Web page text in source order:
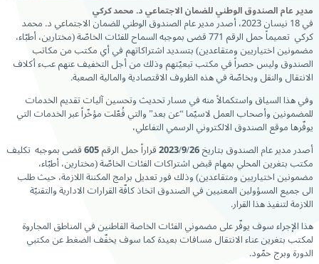
مدير عام الصندوق الوطني للضمان الاجتماعي د. محمد كركي
في 18 نيسان 2023، أصدر مدير عام الصندوق الوطني للضمان الاجتماعي د. محمد
كركي تعميماً حمل الرقم 771 قضى بموجبه السماح للفئات الخاصّة (مختارين، أطبّاء،
مضمونين اختياريين ومتقاعدين) بتسديد اشتراكاتهم في أي مكتب من مكاتب
الصندوق وليس حصراً في مكتب تبعيّتهم وذلك من أجل التخفيف عنهم عبء أكلاف
الانتقال والنقل وبخاصّة في هذه الظروف الاقتصادية والمالية الصعبة.
وفي هذا السياق واستكمالاً منه في مسار تحديث وتحسين آليات تقديم الخدمات
للمضمونين وأصحاب العمل لاسيّما “عن بعد” والتي فُعّلت مؤخّراً عبر الخدمات التي
يوفّرها موقع الصندوق الالكتروني الرسمي التفاعلي،
أصدر مدير عام الصندوق بتاريخ2023/9/26قراراً حمل الرقم605قضى بموجبه تكليف
مكتب بتغرين المحلي بمهام قبض اشتراكات الفئات الخاصّة (مختارين، أطبّاء،
مضمونين اختياريين ومتقاعدين) وذلك فور تعديل برامج المكننة اللازمة، حيث طلب
الى جميع المسؤولين المعنيين في الصندوق اتخاذ كافّة القرارات الادارية والتقنيّة
اللازمة لتنفيذ هذا القرار.
هذا الإجراء سوف يوفّر على مضموني الفئات الخاصة القاطنين في المناطق المجاروة
لمكتب بتغرين عناء الانتقال مسافات بعيدة كما سوف يخفّف الضغط عن مكتبي
الدورة وبرج حمّود.